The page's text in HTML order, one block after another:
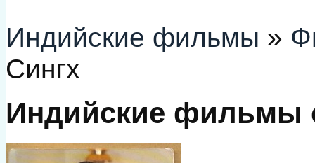
Индийские фильмы »
Сингх
Индийские фильмы